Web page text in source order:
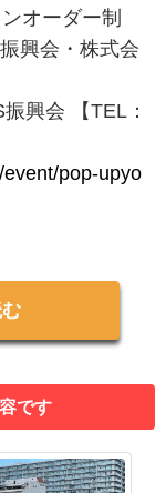
オーダー制
興会・株式会
興会 【TEL：
pop-upyo
です